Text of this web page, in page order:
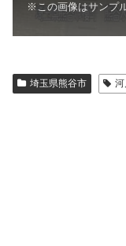
※この画像はサンプ
埼玉県熊谷市 河